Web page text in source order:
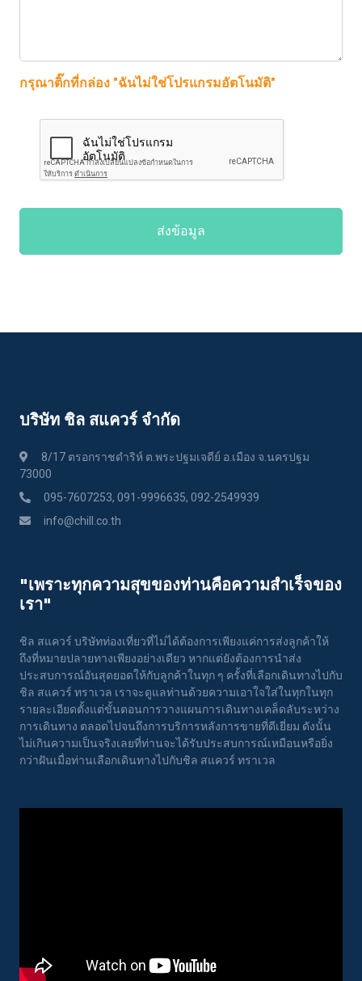
กรุณาติ๊กที่กล่อง "ฉันไม่ใช่โปรแกรมอัตโนมัติ"
ส่งข้อมูล
บริษัท ชิล สแควร์ จำกัด
8/17 ตรอกราชดำริห์ ต.พระปฐมเจดีย์ อ.เมือง จ.นครปฐม
73000
095-7607253, 091-9996635, 092-2549939
info@chill.co.th
"เพราะทุกความสุขของท่านคือความสําเร็จของ
เรา"
ชิล สแควร์ บริษัทท่องเที่ยวที่ไม่ได้ต้องการเพียงแค่การส่งลูกค้าให้
ถึงที่หมายปลายทางเพียงอย่างเดียว หากแต่ยังต้องการนำส่ง
ประสบการณ์อันสุดยอดให้กับลูกค้าในทุก ๆ ครั้งที่เลือกเดินทางไปกับ
ชิล สแควร์ ทราเวล เราจะดูแลท่านด้วยความเอาใจใส่ในทุกในทุก
รายละเอียดตั้งแต่ขั้นตอนการวางแผนการเดินทางเคล็ดลับระหว่าง
การเดินทาง ตลอดไปจนถึงการบริการหลังการขายที่ดีเยี่ยม ดังนั้น
ไม่เกินความเป็นจริงเลยที่ท่านจะได้รับประสบการณ์เหมือนหรือยิ่ง
กว่าฝันเมื่อท่านเลือกเดินทางไปกับชิล สแควร์ ทราเวล